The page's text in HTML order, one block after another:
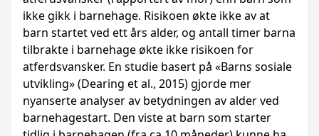
ikke gikk i barnehage. Risikoen økte ikke av at
barn startet ved ett års alder, og antall timer barna
tilbrakte i barnehage økte ikke risikoen for
atferdsvansker. En studie basert på «Barns sosiale
utvikling» (Dearing et al., 2015) gjorde mer
nyanserte analyser av betydningen av alder ved
barnehagestart. Den viste at barn som starter